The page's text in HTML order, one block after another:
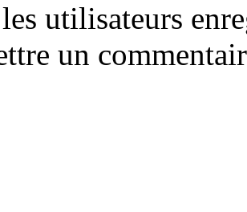
utilisateurs
un